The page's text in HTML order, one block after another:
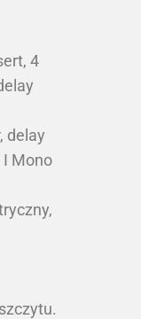
4
delay
I Mono